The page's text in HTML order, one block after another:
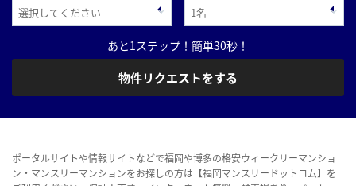
あと1ステップ！簡単30秒！
物件リクエストをする
ポータルサイトや情報サイトなどで福岡や博多の格安ウィークリーマンショ
ン・マンスリーマンションをお探しの方は【福岡マンスリードットコム】を